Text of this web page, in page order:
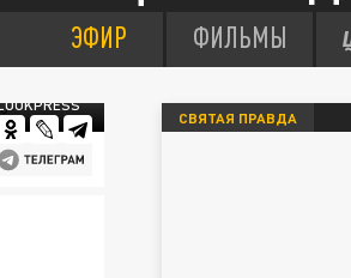
ЭФИР ФИЛЬМЫ
СВЯТАЯ ПРАВДА